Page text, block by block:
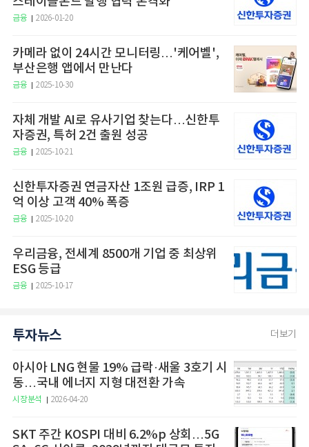
금융 2026-01-20
카메라 없이 24시간 모니터링…'케어벨',
부산은행 앱에서 만난다
금융 2025-10-30
자체 개발 AI로 유사기업 찾는다…신한투
자증권, 특허 2건 출원 성공
금융 2025-10-21
신한투자증권 연금자산 1조원 급증, IRP 1
억 이상 고객 40% 폭증
금융 2025-10-20
우리금융, 전세계 8500개 기업 중 최상위
ESG 등급
금융 2025-10-17
투자뉴스 더보기
아시아 LNG 현물 19% 급락·새울 3호기 시
동…국내 에너지 지형 대전환 가속
시장분석 2026-04-20
SKT 주간 KOSPI 대비 6.2%p 상회…5G